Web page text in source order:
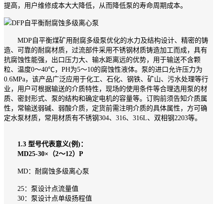
提高，用户维修成本大大降低，从而降低泵的寿命周期成本。
MDP自平衡煤矿用耐腐多级泵优化的水力及结构设计、精密的铸
造、可靠的耐腐材质，过流部件采用不锈钢材质铸造加工而成，具有
抗腐蚀性能强，出口压力大、输水距离远的优势，用于输送不含颗
粒、温度0～40℃，PH为5～10的腐蚀性液体。泵的进口允许压力为
0.6MPa，该产品广泛应用于化工、石化、钢铁、矿山、污水处理等行
业，用户可根据输送的介质特性，现场的使用条件等合理选用泵的材
质、密封形式、泵的结构和确定电机的容量等。订购前须告知介质属
性，常输送弱碱、弱酸介质，定货前需注明介质的具体属性，方可确
定水泵材质，常用材质有不锈钢304、316、316L、双相钢2203等。
1.3 型号代表意义(例)：
MD25-30×（2～12）P
MD：耐腐蚀多级离心泵
25：泵设计点流量值
30：泵设计点单级扬程值